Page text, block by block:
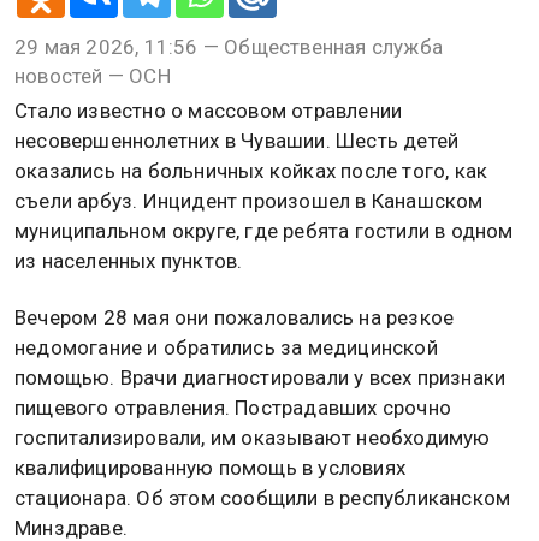
29 мая 2026, 11:56 — Общественная служба
новостей — ОСН
Стало известно о массовом отравлении
несовершеннолетних в Чувашии. Шесть детей
оказались на больничных койках после того, как
съели арбуз. Инцидент произошел в Канашском
муниципальном округе, где ребята гостили в одном
из населенных пунктов.
Вечером 28 мая они пожаловались на резкое
недомогание и обратились за медицинской
помощью. Врачи диагностировали у всех признаки
пищевого отравления. Пострадавших срочно
госпитализировали, им оказывают необходимую
квалифицированную помощь в условиях
стационара. Об этом сообщили в республиканском
Минздраве.